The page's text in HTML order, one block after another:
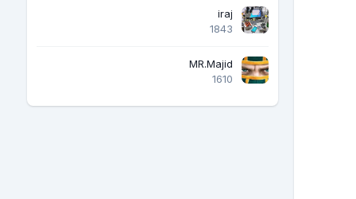
iraj
1843
MR.Majid
1610